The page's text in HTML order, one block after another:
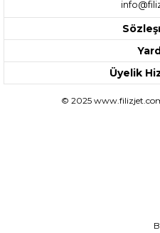
Üyelik
© 2025 www.filizjet.com
Bu Elektronik